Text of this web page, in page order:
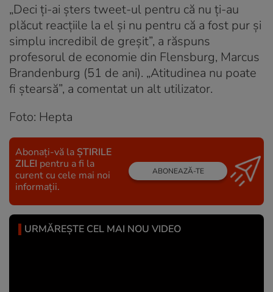
„Deci ți-ai șters tweet-ul pentru că nu ți-au
plăcut reacțiile la el și nu pentru că a fost pur și
simplu incredibil de greșit”, a răspuns
profesorul de economie din Flensburg, Marcus
Brandenburg (51 de ani). „Atitudinea nu poate
fi ștearsă”, a comentat un alt utilizator.
Foto: Hepta
Abonați-vă la ȘTIRILE
ZILEI pentru a fi la
curent cu cele mai noi
informații.
ABONEAZĂ-TE
URMĂREȘTE CEL MAI NOU VIDEO